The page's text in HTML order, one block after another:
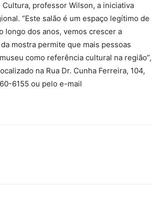
professor Wilson, a iniciativa
“Este salão é um espaço legítimo de
longo dos anos, vemos crescer a
mostra permite que mais pessoas
como referência cultural na região”,
na Rua Dr. Cunha Ferreira, 104,
6155 ou pelo e-mail